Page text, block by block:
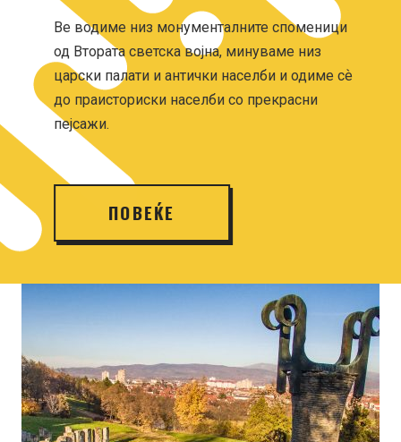
Ве водиме низ монументалните споменици
од Втората светска војна, минуваме низ
царски палати и антички населби и одиме сѐ
до праисториски населби со прекрасни
пејсажи.
ПОВЕЌЕ